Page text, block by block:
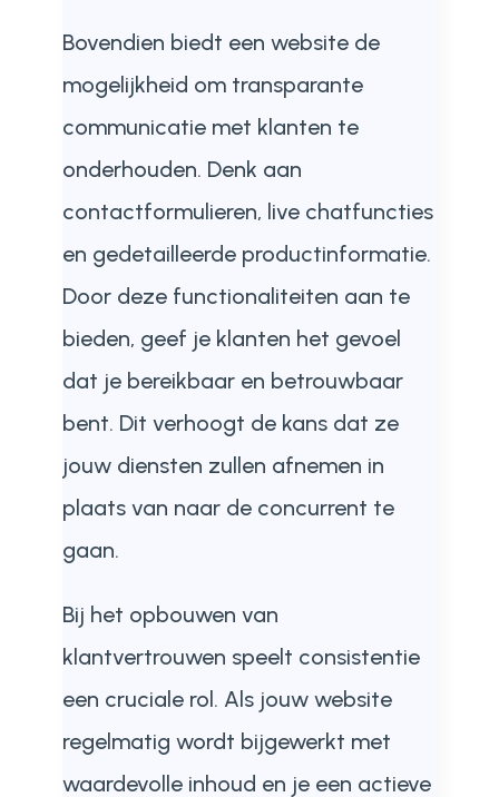
Bovendien biedt een website de
mogelijkheid om transparante
communicatie met klanten te
onderhouden. Denk aan
contactformulieren, live chatfuncties
en gedetailleerde productinformatie.
Door deze functionaliteiten aan te
bieden, geef je klanten het gevoel
dat je bereikbaar en betrouwbaar
bent. Dit verhoogt de kans dat ze
jouw diensten zullen afnemen in
plaats van naar de concurrent te
gaan.
Bij het opbouwen van
klantvertrouwen speelt consistentie
een cruciale rol. Als jouw website
regelmatig wordt bijgewerkt met
waardevolle inhoud en je een actieve